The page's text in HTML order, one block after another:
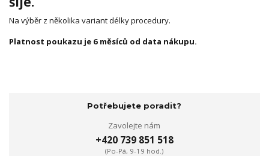
Na výběr z několika variant délky procedury.
Platnost poukazu je 6 měsíců od data nákupu.
Potřebujete poradit?
Zavolejte nám
+420 739 851 518
(Po-Pá, 9-19 hod.)